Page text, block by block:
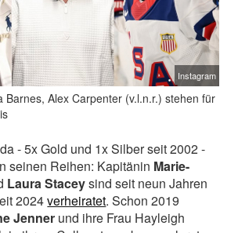
Instagram
Barnes, Alex Carpenter (v.l.n.r.) stehen für
- 5x Gold und 1x Silber seit 2002 -
seinen Reihen: Kapitänin Marie-
Laura Staceysind seit neun Jahren
2024verheiratet. Schon 2019
Jenner und ihre Frau Hayleigh